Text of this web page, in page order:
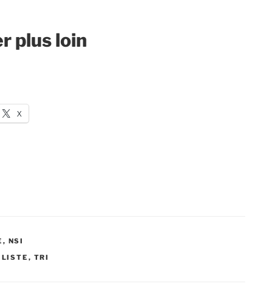
plus loin
X
, NSI
LISTE , TRI